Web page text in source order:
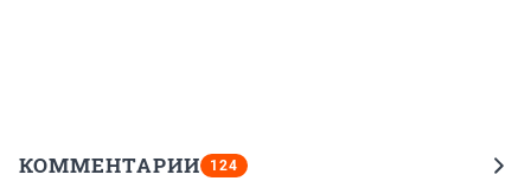
КОММЕНТАРИИ 124